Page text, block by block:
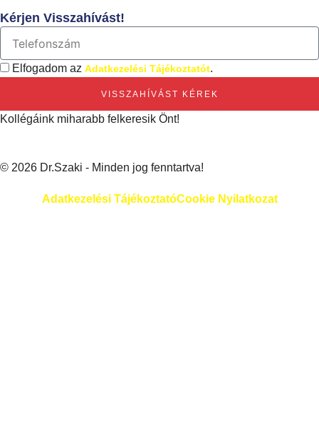
Kérjen Visszahívást!
Elfogadom az Adatkezelési Tájékoztatót.
VISSZAHÍVÁST KÉREK
Kollégáink miharabb felkeresik Önt!
© 2026 Dr.Szaki - Minden jog fenntartva!
Adatkezelési TájékoztatóCookie Nyilatkozat